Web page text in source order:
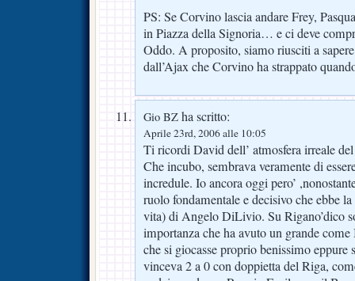
PS: Se Corvino lascia andare Frey,
in Piazza della Signoria… e ci deve
Oddo. A proposito, siamo riusciti a
dall’Ajax che Corvino ha strappato
Gio BZ ha scritto:
Aprile 23rd, 2006 alle 10:05
Ti ricordi David dell’ atmosfera irreale
Che incubo, sembrava veramente di
incredule. Io ancora oggi pero’
ruolo fondamentale e decisivo che ebbe
vita) di Angelo DiLivio. Su Rigano’dico
importanza che ha avuto un grande
che si giocasse proprio benissimo eppure
vinceva 2 a 0 con doppietta del Riga,